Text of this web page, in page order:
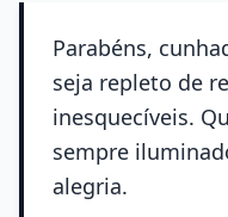
Parabéns,
seja repleto de
inesquecíveis.
sempre
alegria.